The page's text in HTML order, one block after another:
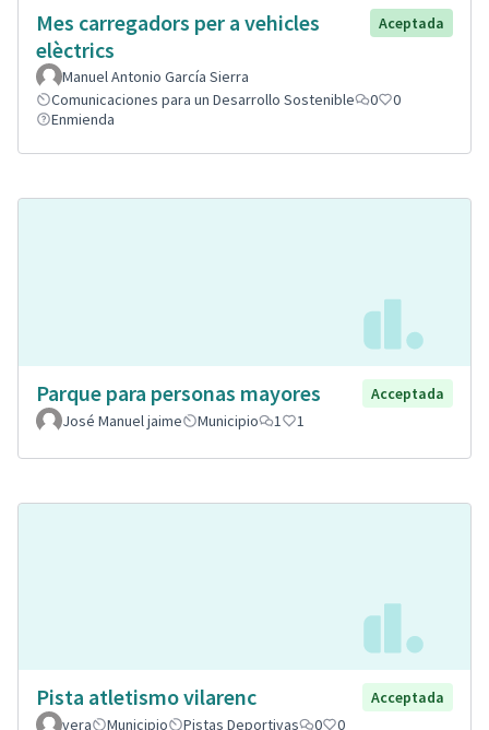
Mes carregadors per a vehicles
elèctrics
Aceptada
Manuel Antonio García Sierra
Comunicaciones para un Desarrollo Sostenible
0
0
Enmienda
Parque para personas mayores
Acceptada
José Manuel jaime
Municipio 1 1
Pista atletismo vilarenc
Acceptada
vera
Municipio Pistas Deportivas 0 0